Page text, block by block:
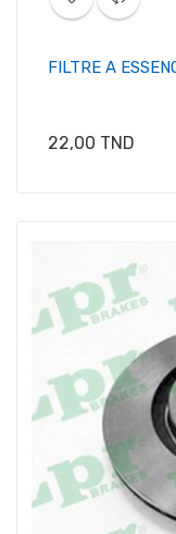
FILTRE A
Prix
22,00 TND